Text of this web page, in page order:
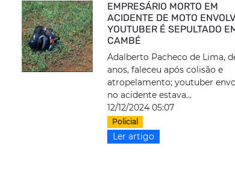
EMPRESÁRIO MORTO EM
ACIDENTE DE MOTO
YOUTUBER É SEPULTADO
CAMBÉ
Adalberto Pacheco de Lima,
anos, faleceu após colisão e
atropelamento; youtuber
no acidente estava...
12/12/2024 05:07
Policial
Ler artigo